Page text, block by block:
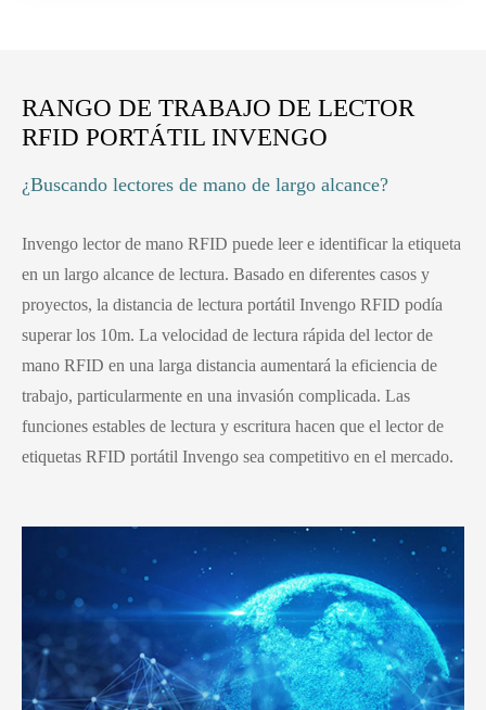
RANGO DE TRABAJO DE LECTOR
RFID PORTÁTIL INVENGO
¿Buscando lectores de mano de largo alcance?
Invengo lector de mano RFID puede leer e identificar la etiqueta
en un largo alcance de lectura. Basado en diferentes casos y
proyectos, la distancia de lectura portátil Invengo RFID podía
superar los 10m. La velocidad de lectura rápida del lector de
mano RFID en una larga distancia aumentará la eficiencia de
trabajo, particularmente en una invasión complicada. Las
funciones estables de lectura y escritura hacen que el lector de
etiquetas RFID portátil Invengo sea competitivo en el mercado.